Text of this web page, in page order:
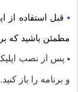
•
مطمئن باشید که
•پس از نصب
و برنامه را باز